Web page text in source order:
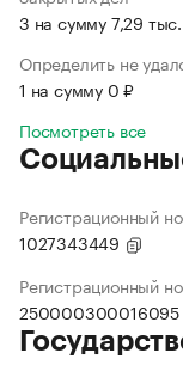
3 на сумму 7,29
Определить не
1 на сумму 0 ₽
Посмотреть все
Регистрационный
1027343449
Регистрационный
250000300016095